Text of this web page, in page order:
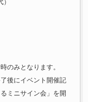
のみとなります。
後にイベント開催記
ミニサイン会」を開